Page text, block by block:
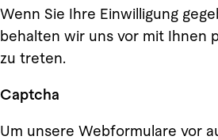
Wenn Sie Ihre Einwilligung
behalten wir uns vor mit Ihnen
zu treten.
Captcha
Um unsere Webformulare vor